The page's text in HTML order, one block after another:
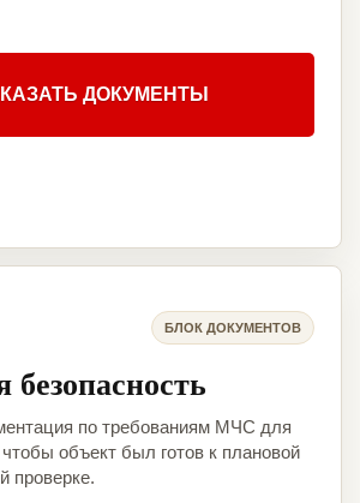
ДОКУМЕНТЫ
БЛОК ДОКУМЕНТОВ
по требованиям МЧС для
объект был готов к плановой
проверке.